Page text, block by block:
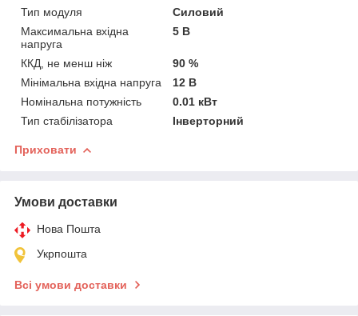
Тип модуля
Силовий
Максимальна вхідна
напруга
5 В
ККД, не менш ніж
90 %
Мінімальна вхідна напруга
12 В
Номінальна потужність
0.01 кВт
Тип стабілізатора
Інверторний
Приховати
Умови доставки
Нова Пошта
Укрпошта
Всі умови доставки